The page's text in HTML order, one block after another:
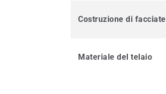
Costruzione di facciate
Materiale del telaio